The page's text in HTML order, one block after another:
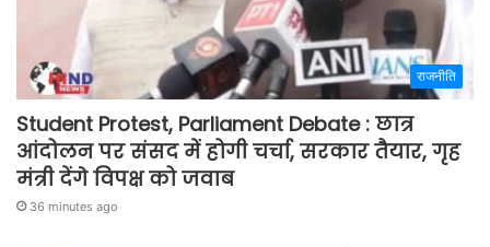
राजनीति
Student Protest, Parliament Debate : छात्र
आंदोलन पर संसद में होगी चर्चा, सरकार तैयार, गृह
मंत्री देंगे विपक्ष को जवाब
36 minutes ago